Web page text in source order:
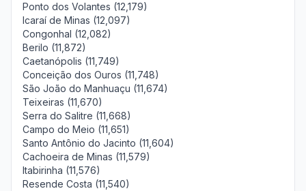
Ponto dos Volantes (12,179)
Icaraí de Minas (12,097)
Congonhal (12,082)
Berilo (11,872)
Caetanópolis (11,749)
Conceição dos Ouros (11,748)
São João do Manhuaçu (11,674)
Teixeiras (11,670)
Serra do Salitre (11,668)
Campo do Meio (11,651)
Santo Antônio do Jacinto (11,604)
Cachoeira de Minas (11,579)
Itabirinha (11,576)
Resende Costa (11,540)